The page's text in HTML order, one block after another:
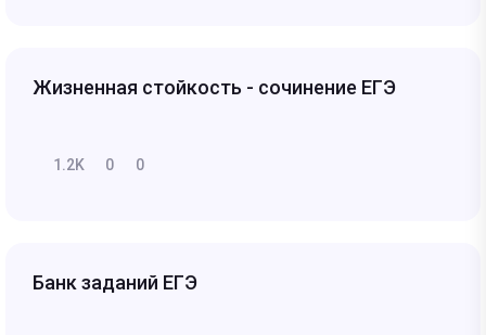
Жизненная стойкость - сочинение ЕГЭ
1.2K 0 0
Банк заданий ЕГЭ